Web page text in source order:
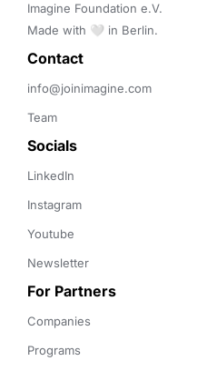
Imagine Foundation e.V.
Made with 🤍 in Berlin.
Contact
info@joinimagine.com
Team
Socials
LinkedIn
Instagram
Youtube
Newsletter
For Partners
Companies
Programs